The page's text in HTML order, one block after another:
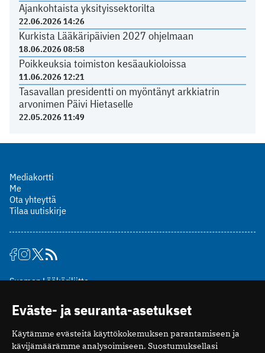
Ajankohtaista yksityissektorilta
22.06.2026 14:26
Kurkista Lääkäripäivien 2027 ohjelmaan
18.06.2026 08:58
Poikkeuksia toimiston kesäaukioloissa
11.06.2026 12:21
Tasavallan presidentti on myöntänyt arkkiatrin
arvonimen Päivi Hietaselle
22.05.2026 11:49
Mediakortti
Me
Ota yhteyttä
Tilaa uutiskirje
Suomen Lääkäriliitto
00510 Helsinki
puh. (09) 393 091
toimitus@potilaanlaakarilehti.fi
Eväste- ja seuranta-asetukset
Käytämme evästeitä käyttökokemuksen parantamiseen ja
kävijämäärämme analysoimiseen. Suostumuksellasi